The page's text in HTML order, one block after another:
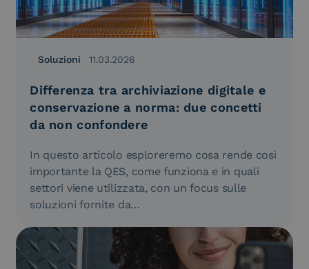
Soluzioni 11.03.2026
Differenza tra archiviazione digitale e
conservazione a norma: due concetti
da non confondere
In questo articolo esploreremo cosa rende così
importante la QES, come funziona e in quali
settori viene utilizzata, con un focus sulle
soluzioni fornite da…